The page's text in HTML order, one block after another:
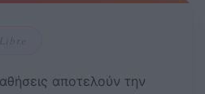
αποτελούν την